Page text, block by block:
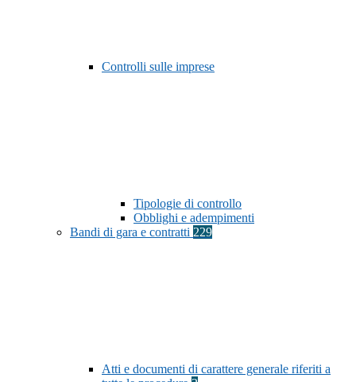
Controlli sulle imprese
Tipologie di controllo
Obblighi e adempimenti
Bandi di gara e contratti 229
Atti e documenti di carattere generale riferiti a